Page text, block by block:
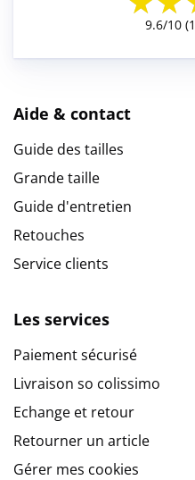
Aide & contact
Guide des tailles
Grande taille
Guide d'entretien
Retouches
Service clients
Les services
Paiement sécurisé
Livraison so colissimo
Echange et retour
Retourner un article
Gérer mes cookies